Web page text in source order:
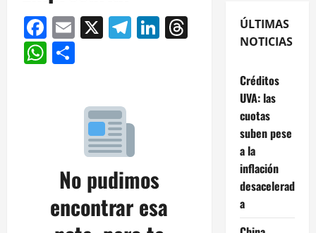
Facebook
Email
X Telegram
LinkedIn
Threads
WhatsApp
No pudimos
encontrar esa
ÚLTIMAS
NOTICIAS
Créditos
UVA: las
cuotas
suben pese
a la
inflación
desacelerad
a